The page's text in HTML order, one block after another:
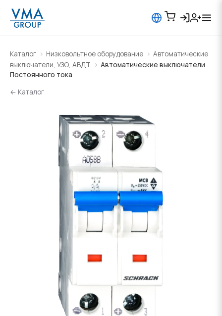
Каталог Низковольтное оборудование
Автоматические
выключатели, УЗО, АВДТ
Автоматические выключатели
Постоянного тока
← Каталог